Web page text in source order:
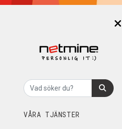
VÅRA TJÄNSTER